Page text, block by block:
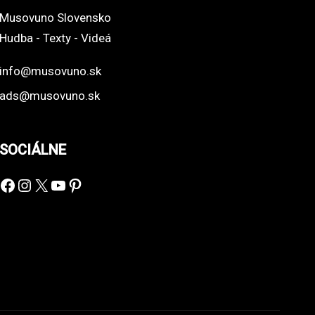
Musovuno Slovensko
Hudba - Texty - Videá
info@musovuno.sk
ads@musovuno.sk
SOCIÁLNE
Facebook
Instagram
X YouTube
Pinterest